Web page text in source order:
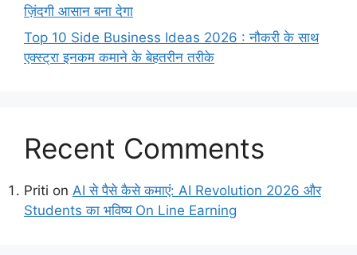
ज़िंदगी आसान बना देगा
Top 10 Side Business Ideas 2026 : नौकरी के साथ
एक्स्ट्रा इनकम कमाने के बेहतरीन तरीके
Recent Comments
Priti on AI से पैसे कैसे कमाएं: AI Revolution 2026 और
Students का भविष्य On Line Earning